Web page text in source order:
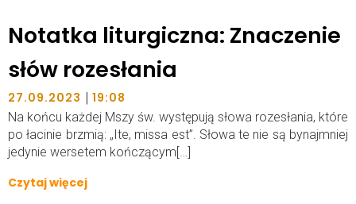
Notatka liturgiczna: Znaczenie
słów rozesłania
27.09.2023 | 19:08
Na końcu każdej Mszy św. występują słowa rozesłania, które
po łacinie brzmią: „Ite, missa est”. Słowa te nie są bynajmniej
jedynie wersetem kończącym[…]
Czytaj więcej